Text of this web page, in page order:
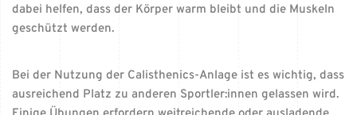
dabei helfen, dass der Körper warm bleibt und die Muskeln
geschützt werden.
Bei der Nutzung der Calisthenics-Anlage ist es wichtig, dass
ausreichend Platz zu anderen Sportler:innen gelassen wird.